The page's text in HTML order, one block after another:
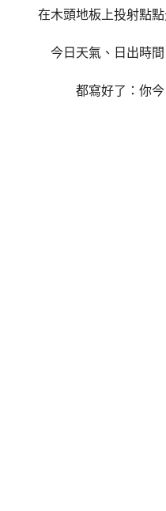
在木頭地板上投射點
今日天氣、日出時間
都寫好了：你